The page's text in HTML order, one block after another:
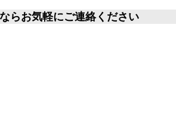
らお気軽にご連絡ください